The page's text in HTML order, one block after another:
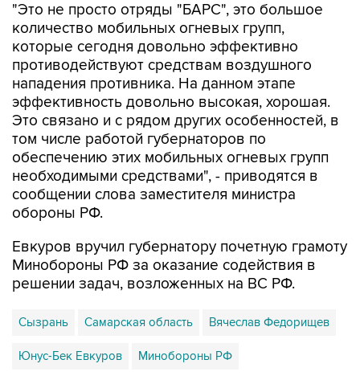
"Это не просто отряды "БАРС", это большое
количество мобильных огневых групп,
которые сегодня довольно эффективно
противодействуют средствам воздушного
нападения противника. На данном этапе
эффективность довольно высокая, хорошая.
Это связано и с рядом других особенностей, в
том числе работой губернаторов по
обеспечению этих мобильных огневых групп
необходимыми средствами", - приводятся в
сообщении слова заместителя министра
обороны РФ.
Евкуров вручил губернатору почетную грамоту
Минобороны РФ за оказание содействия в
решении задач, возложенных на ВС РФ.
Сызрань Самарская область Вячеслав Федорищев
Юнус-Бек Евкуров Минобороны РФ